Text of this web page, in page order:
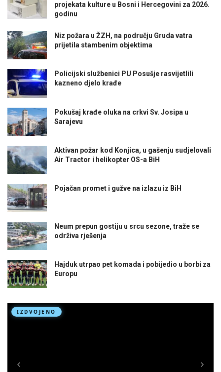
projekata kulture u Bosni i Hercegovini za 2026.
godinu
Niz požara u ŽZH, na području Gruda vatra
prijetila stambenim objektima
Policijski službenici PU Posušje rasvijetlili
kazneno djelo krađe
Pokušaj krađe oluka na crkvi Sv. Josipa u
Sarajevu
Aktivan požar kod Konjica, u gašenju sudjelovali
Air Tractor i helikopter OS-a BiH
Pojačan promet i gužve na izlazu iz BiH
Neum prepun gostiju u srcu sezone, traže se
održiva rješenja
Hajduk utrpao pet komada i pobijedio u borbi za
Europu